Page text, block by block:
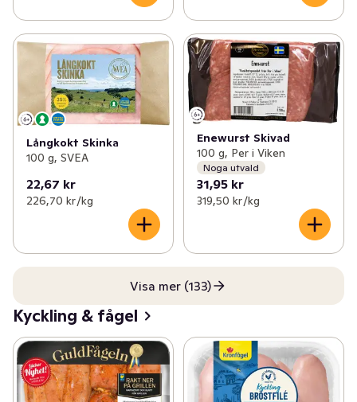
Långkokt Skinka
100 g, SVEA
22,67 kr
226,70 kr /kg
Enewurst Skivad
100 g, Per i Viken
Noga utvald
31,95 kr
319,50 kr /kg
Visa mer (133)
Kyckling & fågel